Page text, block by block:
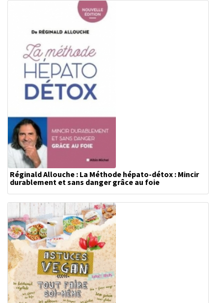
Réginald Allouche : La Méthode hépato-détox : Mincir
durablement et sans danger grâce au foie